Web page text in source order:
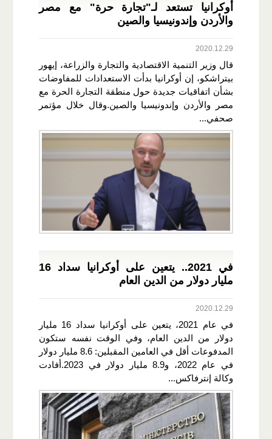
أوكرانيا تستعد لـ"تجارة حرة" مع مصر
والأردن وإندونيسيا والصين
2020.12.29
قال وزير التنمية الاقتصادية والتجارة والزراعة، إيهور
بيتراشكو، إن أوكرانيا بدأت الاستعدادات للمفاوضات
بشأن اتفاقيات جديدة حول منطقة التجارة الحرة مع
مصر والأردن وإندونيسيا والصين.وقال خلال مؤتمر
صحفي...
في 2021.. يتعين على أوكرانيا سداد 16
مليار دولار من الدين العام
2020.12.29
في عام 2021، يتعين على أوكرانيا سداد 16 مليار
دولار من الدين العام، وفي الوقت نفسه ستكون
المدفوعات أقل في العامين المقبلين: 8.6 مليار دولار
في عام 2022، و8.9 مليار دولار في 2023.أفادت
وكالة إنترفاكس...